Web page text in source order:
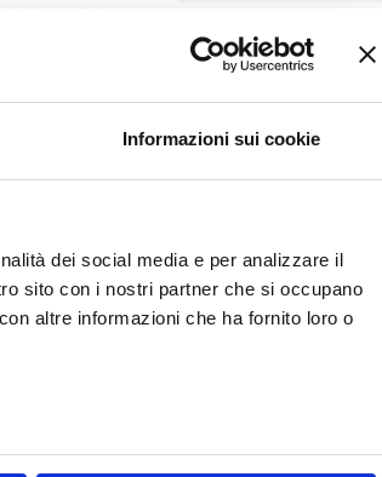
Informazioni sui cookie
dei social media e per analizzare il
sito con i nostri partner che si occupano
altre informazioni che ha fornito loro o
acciaio
dei parametri di